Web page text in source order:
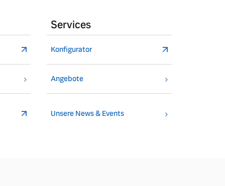
Services
Konfigurator
Angebote
Unsere News & Events